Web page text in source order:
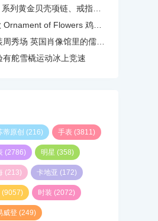
黄金贝壳项链、戒指、耳环等
of Flowers 鸡尾酒钻石配尖晶石戒指
场 英国肖像馆里的儒雅民国风
舵雪橇运动冰上竞速
蒂原创 (216) 手表 (3811)
(2786) 明星 (358)
(213) 卡地亚 (172)
(9057) 时装 (2072)
威登 (249)